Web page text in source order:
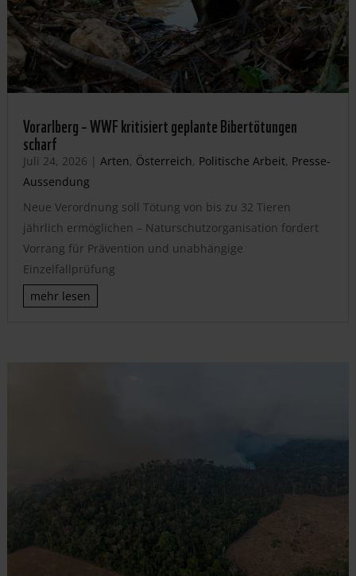
Vorarlberg – WWF kritisiert geplante Bibertötungen
scharf
Juli 24, 2026 | Arten, Österreich, Politische Arbeit, Presse-
Aussendung
Neue Verordnung soll Tötung von bis zu 32 Tieren
jährlich ermöglichen – Naturschutzorganisation fordert
Vorrang für Prävention und unabhängige
Einzelfallprüfung
mehr lesen